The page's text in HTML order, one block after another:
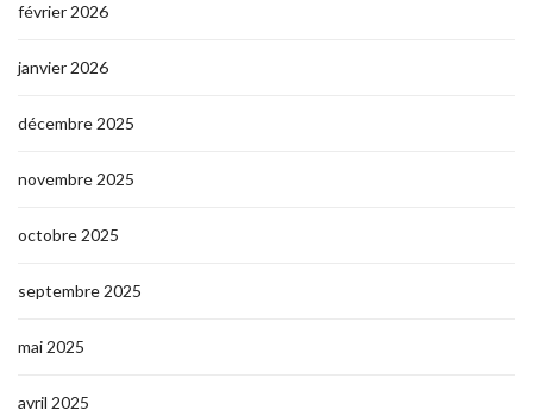
février 2026
janvier 2026
décembre 2025
novembre 2025
octobre 2025
septembre 2025
mai 2025
avril 2025